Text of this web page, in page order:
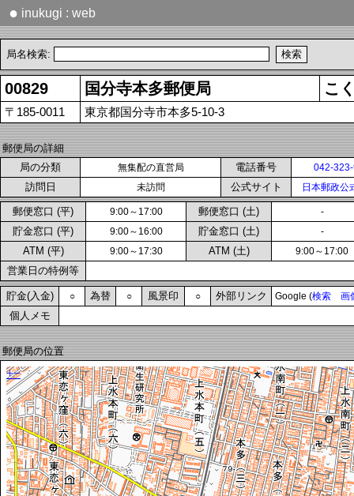
● inukugi : web
局名検索:
00829 国分寺本多郵便局 こ
〒185-0011 東京都国分寺市本多5-10-3
郵便局の詳細
局の分類
無集配の直営局 電話番号 042-
訪問日 未訪問 公式サイト 日本郵政公
郵便窓口 (平) 9:00～17:00 郵便窓口 (土) -
貯金窓口 (平) 9:00～16:00 貯金窓口 (土) -
ATM (平) 9:00～17:30 ATM (土) 9:00～17:00
営業日の特例等
貯金(入金) ○ 為替 ○ 風景印 ○ 外部リンク Google (検索 画
個人メモ
郵便局の位置